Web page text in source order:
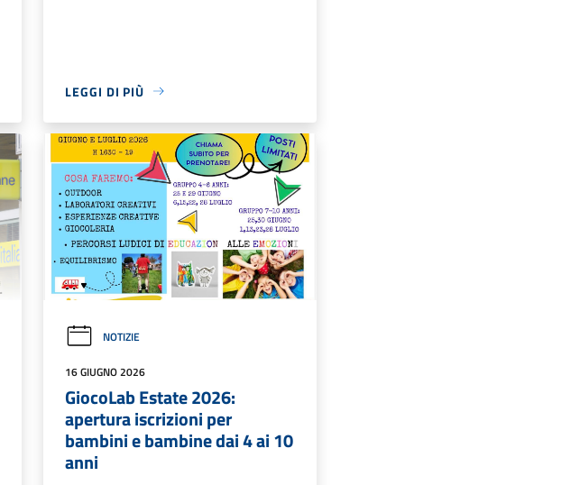
LEGGI DI PIÙ
NOTIZIE
16 GIUGNO 2026
GiocoLab Estate 2026:
apertura iscrizioni per
bambini e bambine dai 4 ai 10
anni